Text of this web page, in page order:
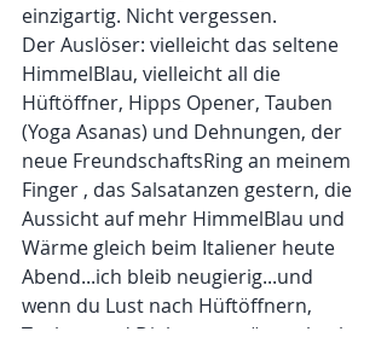
einzigartig. Nicht vergessen.
Der Auslöser: vielleicht das seltene
HimmelBlau, vielleicht all die
Hüftöffner, Hipps Opener, Tauben
(Yoga Asanas) und Dehnungen, der
neue FreundschaftsRing an meinem
Finger , das Salsatanzen gestern, die
Aussicht auf mehr HimmelBlau und
Wärme gleich beim Italiener heute
Abend...ich bleib neugierig...und
wenn du Lust nach Hüftöffnern,
Tauben und Dialog verspürst, check